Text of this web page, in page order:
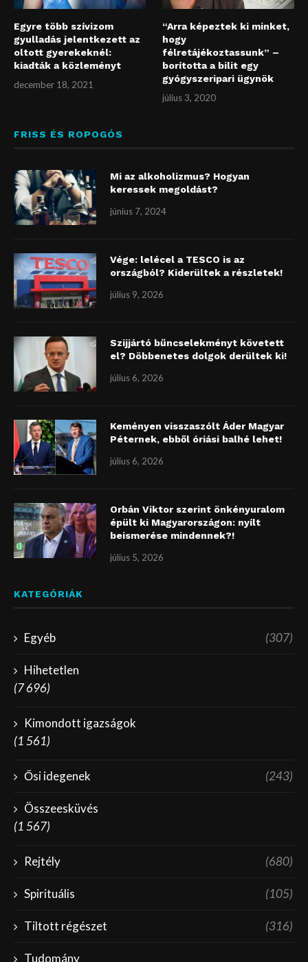
Egyre több szívizom
gyulladás jelentkezett az
oltott gyerekeknél:
kiadták a közleményt
december 18, 2021
“Arra képeztek ki minket,
hogy
félretájékoztassunk” –
borította a bilit egy
gyógyszeripari ügynök
július 3, 2020
FRISS ÉS ROPOGÓS
Mi az alkoholizmus? Hogyan
keressek megoldást?
június 7, 2024
Vége: lelécel a TESCO is az
országból? Kiderültek a részletek!
július 9, 2026
Szijjártó bűncselekményt követett
el? Döbbenetes dolgok derültek ki!
július 6, 2026
Keményen visszaszólt Áder Magyar
Péternek, ebből óriási balhé lehet!
július 6, 2026
Orbán Viktor szerint önkényuralom
épült ki Magyarországon: nyílt
beismerése mindennek?!
július 5, 2026
KATEGÓRIÁK
Egyéb (307)
Hihetetlen
(7 696)
Kimondott igazságok
(1 561)
Ősi idegenek (243)
Összeesküvés
(1 567)
Rejtély (680)
Spirituális (105)
Tiltott régészet (316)
Tudomány